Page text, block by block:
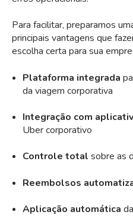
Para facilitar, preparamos
principais vantagens que
escolha certa para sua
Plataforma integrada
da viagem corporativa
Integração com
Uber corporativo
Controle total sobre as
Reembolsos
Aplicação automática